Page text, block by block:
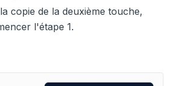
copie de la deuxième touche,
l'étape 1.